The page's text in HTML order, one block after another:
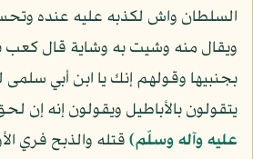
السلطان واش لكذبه عليه عنده
ويقال منه وشيت به وشاية قال كعب
بجنبيها وقولهم إنك يا ابن أبي سلمى
يتقولون بالأباطيل ويقولون إنه إن
عليه وآله وسلّم)قتله والذبح فري